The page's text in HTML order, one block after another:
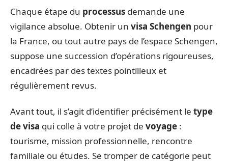
Chaque étape du processus demande une
vigilance absolue. Obtenir un visa Schengen pour
la France, ou tout autre pays de l’espace Schengen,
suppose une succession d’opérations rigoureuses,
encadrées par des textes pointilleux et
régulièrement revus.
Avant tout, il s’agit d’identifier précisément le type
de visa qui colle à votre projet de voyage :
tourisme, mission professionnelle, rencontre
familiale ou études. Se tromper de catégorie peut